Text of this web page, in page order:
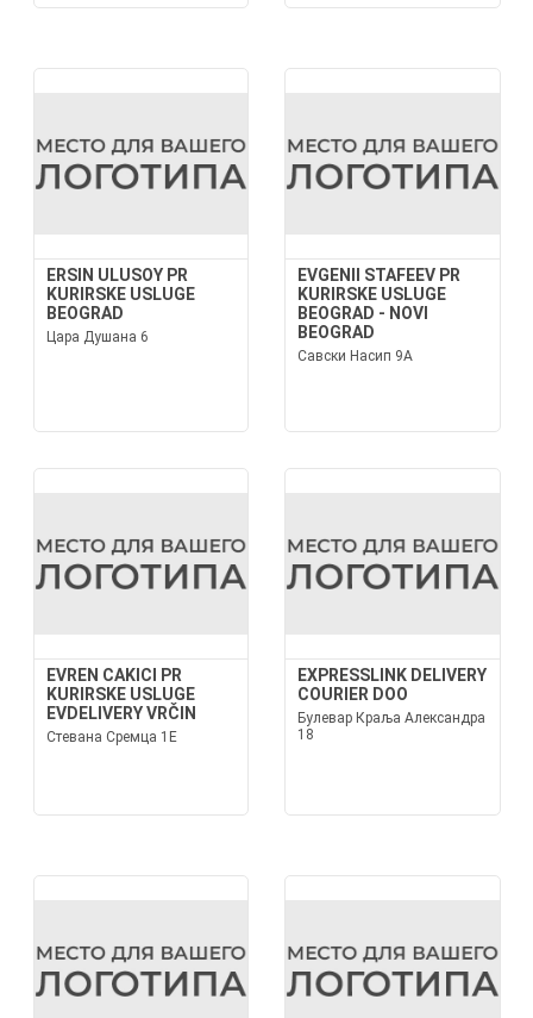
ERSIN ULUSOY PR
KURIRSKE USLUGE
BEOGRAD
Цара Душана 6
EVGENII STAFEEV PR
KURIRSKE USLUGE
BEOGRAD - NOVI
BEOGRAD
Савски Насип 9А
EVREN CAKICI PR
KURIRSKE USLUGE
EVDELIVERY VRČIN
Стевана Сремца 1Е
EXPRESSLINK DELIVERY
COURIER DOO
Булевар Краља Александра
18